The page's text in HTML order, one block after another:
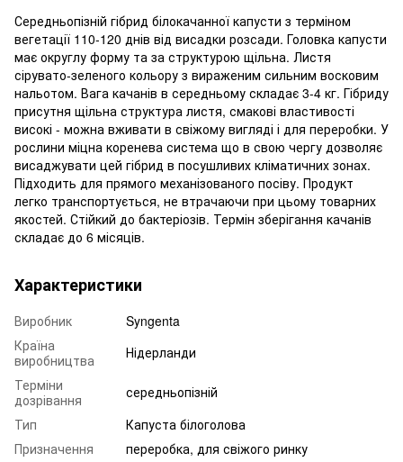
Середньопізній гібрид білокачанної капусти з терміном
вегетації 110-120 днів від висадки розсади. Головка капусти
має округлу форму та за структурою щільна. Листя
сірувато-зеленого кольору з вираженим сильним восковим
нальотом. Вага качанів в середньому складає 3-4 кг. Гібриду
присутня щільна структура листя, смакові властивості
високі - можна вживати в свіжому вигляді і для переробки. У
рослини міцна коренева система що в свою чергу дозволяє
висаджувати цей гібрид в посушливих кліматичних зонах.
Підходить для прямого механізованого посіву. Продукт
легко транспортується, не втрачаючи при цьому товарних
якостей. Стійкий до бактеріозів. Термін зберігання качанів
складає до 6 місяців.
Характеристики
Виробник
Syngenta
Країна
виробництва
Нідерланди
Терміни
дозрівання
середньопізній
Тип
Капуста білоголова
Призначення
переробка, для свіжого ринку